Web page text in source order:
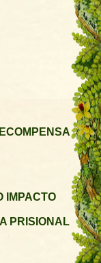
IMPACTO
PRISIONAL